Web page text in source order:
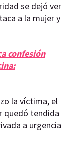
se dejó ver
a la mujer y
confesión
la víctima, el
quedó tendida
a urgencia